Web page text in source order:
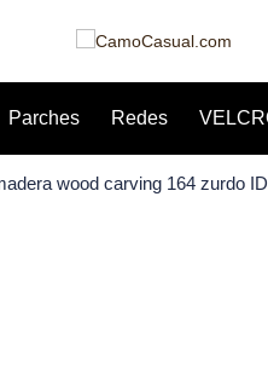
Parches Redes
wood carving 164 zurdo